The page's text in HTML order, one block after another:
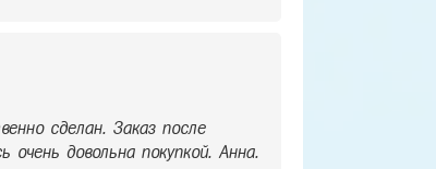
сделан. Заказ после
довольна покупкой. Анна.